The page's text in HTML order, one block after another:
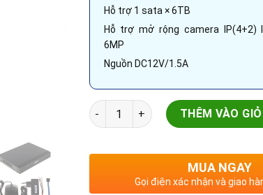
Hỗ trợ 1 sata × 6TB
Hỗ trợ mở rộng camera IP(4+2)
6MP
Nguồn DC12V/1.5A
Đầu ghi hình Dahua 4+2 kênh IP |
THÊM VÀO
MUA NGAY
Gọi điện xác nhận và giao